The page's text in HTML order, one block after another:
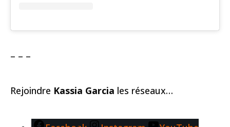
– – –
Rejoindre Kassia Garcia les réseaux…